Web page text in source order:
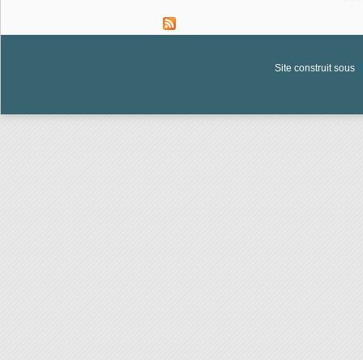
Site construit sous